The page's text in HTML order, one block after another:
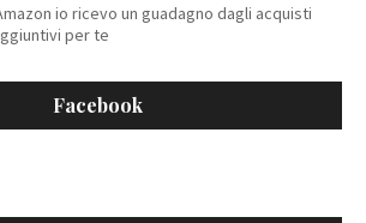
io ricevo un guadagno dagli acquisti
per te
Facebook